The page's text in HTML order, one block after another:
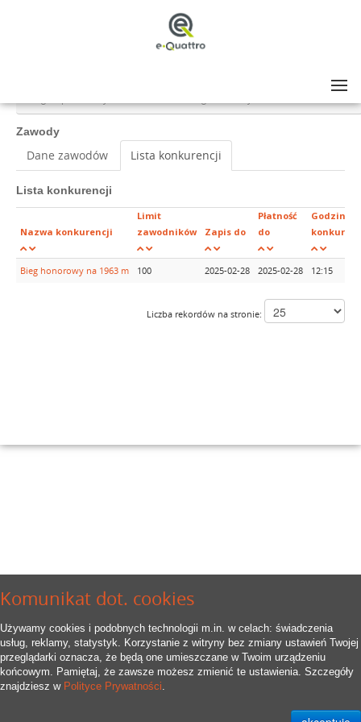
Komunikat dot. cookies
Używamy cookies i podobnych technologii m.in. w celach: świadczenia
usług, reklamy, statystyk. Korzystanie z witryny bez zmiany ustawień Twojej
przeglądarki oznacza, że będą one umieszczane w Twoim urządzeniu
końcowym. Pamiętaj, że zawsze możesz zmienić te ustawienia. Szczegóły
znajdziesz w Polityce Prywatności.
Zawody
Dane zawodów Lista konkurencji
Lista konkurencji
Nazwa konkurencji
Limit
zawodników
Zapis do
Płatność
do
Godzina
Bieg honorowy na 1963 m 100 2025-02-28 2025-02-28 12:15
Liczba rekordów na stronie: